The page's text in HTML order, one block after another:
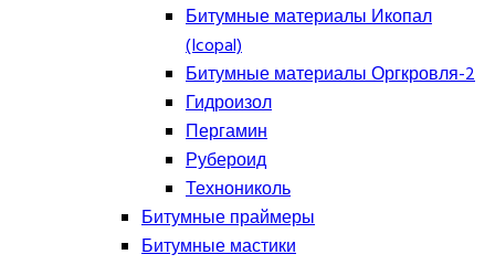
Битумные материалы Икопал
(Icopal)
Битумные материалы Оргкровля-2
Гидроизол
Пергамин
Рубероид
Технониколь
Битумные праймеры
Битумные мастики